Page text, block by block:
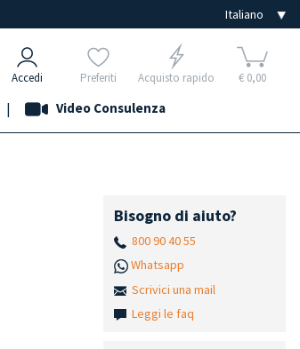
Accedi Preferiti Acquisto rapido € 0,00
| Video Consulenza
Bisogno di aiuto?
800 90 40 55
Whatsapp
Scrivici una mail
Leggi le faq